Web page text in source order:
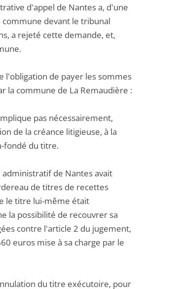
d'appel de Nantes a, d'une
devant le tribunal
a rejeté cette demande, et,
l'obligation de payer les sommes
la commune de La Remaudière :
pas nécessairement,
de la créance litigieuse, à la
fondé du titre.
de Nantes avait
de titres de recettes
le titre lui-même était
la possibilité de recouvrer sa
contre l'article 2 du jugement,
euros mise à sa charge par le
du titre exécutoire, pour